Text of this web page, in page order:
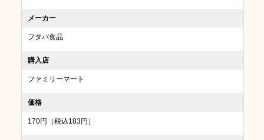
メーカー
フタバ食品
購入店
ファミリーマート
価格
170円（税込183円）